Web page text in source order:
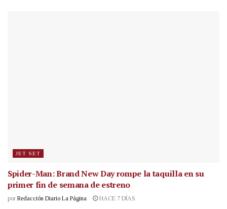
JET SET
Spider-Man: Brand New Day rompe la taquilla en su
primer fin de semana de estreno
por Redacción Diario La Página HACE 7 DÍAS